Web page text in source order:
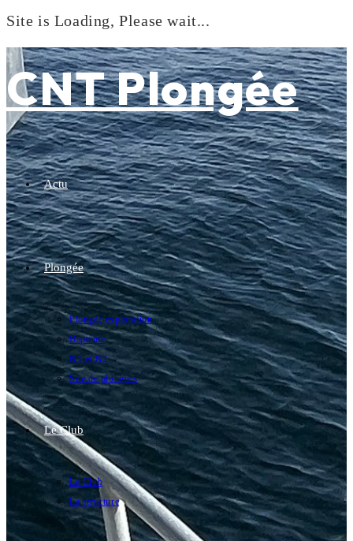
Site is Loading, Please wait...
to
content
CNT Plongée
Actu
Plongée
Plongée exploration
Baptême
N1 et N2
Site de plongées
Le Club
Le Club
La structure